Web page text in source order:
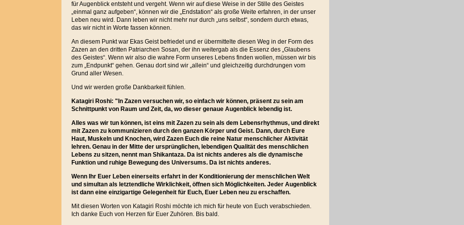
für Augenblick entsteht und vergeht. Wenn wir auf diese Weise in der Stille des Geistes
„einmal ganz aufgeben“, können wir die „Endstation“ als große Weite erfahren, in der unser
Leben neu wird. Dann leben wir nicht mehr nur durch „uns selbst“, sondern durch etwas,
das wir nicht in Worte fassen können.
An diesem Punkt war Ekas Geist befriedet und er übermittelte diesen Weg in der Form des
Zazen an den dritten Patriarchen Sosan, der ihn weitergab als die Essenz des „Glaubens
des Geistes“. Wenn wir also die wahre Form unseres Lebens finden wollen, müssen wir bis
zum „Endpunkt“ gehen. Genau dort sind wir „allein“ und gleichzeitig durchdrungen vom
Grund aller Wesen.
Und wir werden große Dankbarkeit fühlen.
Katagiri Roshi: "In Zazen versuchen wir, so einfach wir können, präsent zu sein am
Schnittpunkt von Raum und Zeit, da, wo dieser genaue Augenblick lebendig ist.
Alles was wir tun können, ist eins mit Zazen zu sein als dem Lebensrhythmus, und direkt
mit Zazen zu kommunizieren durch den ganzen Körper und Geist. Dann, durch Eure
Haut, Muskeln und Knochen, wird Zazen Euch die reine Natur menschlicher Aktivität
lehren. Genau in der Mitte der ursprünglichen, lebendigen Qualität des menschlichen
Lebens zu sitzen, nennt man Shikantaza. Da ist nichts anderes als die dynamische
Funktion und ruhige Bewegung des Universums. Da ist nichts anderes.
Wenn Ihr Euer Leben einerseits erfahrt in der Konditionierung der menschlichen Welt
und simultan als letztendliche Wirklichkeit, öffnen sich Möglichkeiten. Jeder Augenblick
ist dann eine einzigartige Gelegenheit für Euch, Euer Leben neu zu erschaffen.
Mit diesen Worten von Katagiri Roshi möchte ich mich für heute von Euch verabschieden.
Ich danke Euch von Herzen für Euer Zuhören. Bis bald.